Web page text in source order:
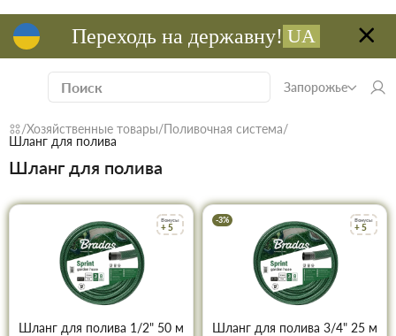
Переходь на державну! UA
Запорожье
Хозяйственные товары Поливочная система
Шланг для полива
Шланг для полива
Бонусы
+ 5
Шланг для полива 1/2" 50 м трехслойный армированный Bradas
-3% Бонусы
+ 5
Шланг для полива 3/4" 25 м